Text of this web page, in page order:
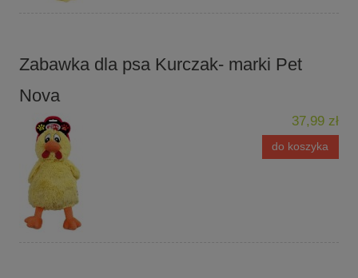
Zabawka dla psa Kurczak- marki Pet
Nova
37,99 zł
do koszyka